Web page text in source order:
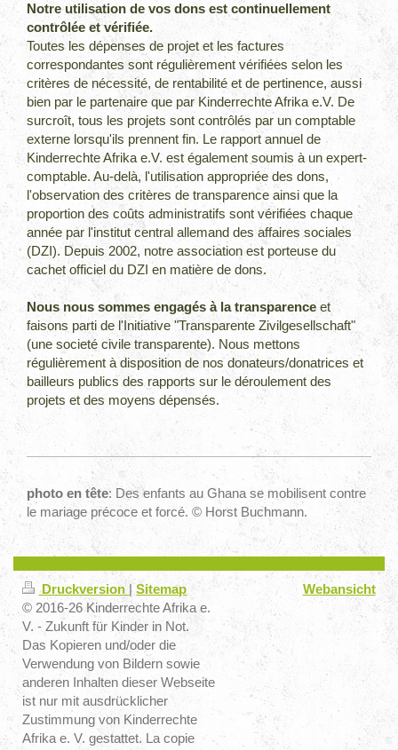
Notre utilisation de vos dons est continuellement
contrôlée et vérifiée.
Toutes les dépenses de projet et les factures
correspondantes sont régulièrement vérifiées selon les
critères de nécessité, de rentabilité et de pertinence, aussi
bien par le partenaire que par Kinderrechte Afrika e.V. De
surcroît, tous les projets sont contrôlés par un comptable
externe lorsqu'ils prennent fin. Le rapport annuel de
Kinderrechte Afrika e.V. est également soumis à un expert-
comptable. Au-delà, l'utilisation appropriée des dons,
l'observation des critères de transparence ainsi que la
proportion des coûts administratifs sont vérifiées chaque
année par l'institut central allemand des affaires sociales
(DZI). Depuis 2002, notre association est porteuse du
cachet officiel du DZI en matière de dons.
Nous nous sommes engagés à la transparence et
faisons parti de l'Initiative "Transparente Zivilgesellschaft"
(une societé civile transparente). Nous mettons
régulièrement à disposition de nos donateurs/donatrices et
bailleurs publics des rapports sur le déroulement des
projets et des moyens dépensés.
photo en tête: Des enfants au Ghana se mobilisent contre
le mariage précoce et forcé. © Horst Buchmann.
Druckversion | Sitemap
© 2016-26 Kinderrechte Afrika e.
V. - Zukunft für Kinder in Not.
Das Kopieren und/oder die
Verwendung von Bildern sowie
anderen Inhalten dieser Webseite
ist nur mit ausdrücklicher
Zustimmung von Kinderrechte
Afrika e. V. gestattet. La copie
Webansicht